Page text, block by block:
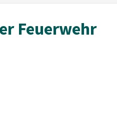
Feuerwehr